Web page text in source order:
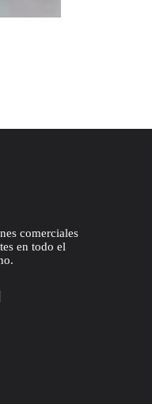
comerciales
en todo el